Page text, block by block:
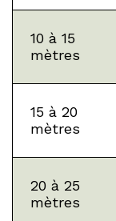
10 à 15
mètres
15 à 20
mètres
20 à 25
mètres